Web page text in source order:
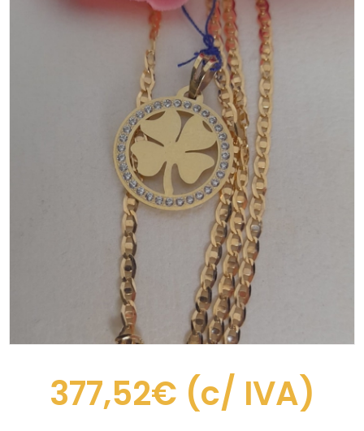
377,52€ (c/ IVA)